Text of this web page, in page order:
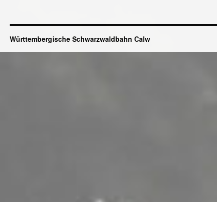
Württembergische Schwarzwaldbahn Calw